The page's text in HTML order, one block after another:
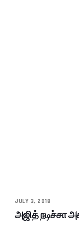
JULY 3, 2018
அஜித் நடிச்சா